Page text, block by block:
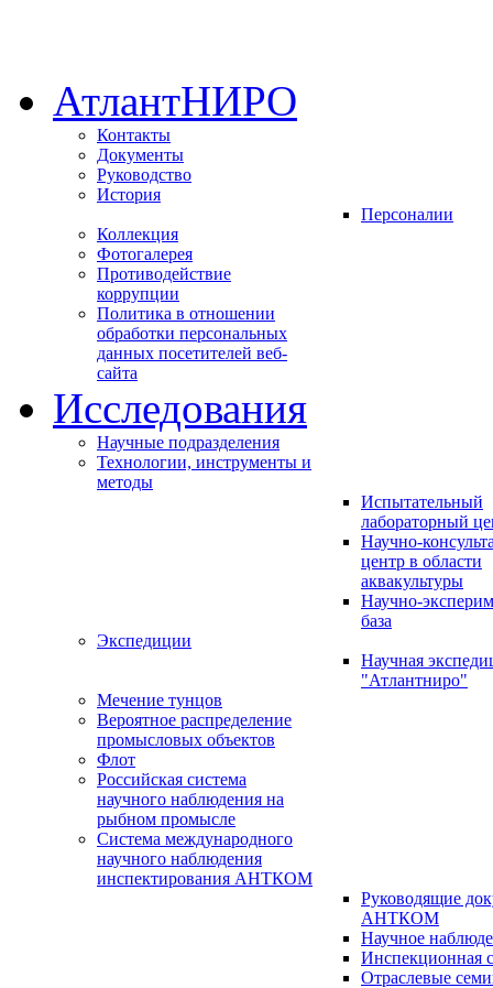
АтлантНИРО
Контакты
Документы
Руководство
История
Персоналии
Коллекция
Фотогалерея
Противодействие
коррупции
Политика в отношении
обработки персональных
данных посетителей веб-
сайта
Исследования
Научные подразделения
Технологии, инструменты и
методы
Испытательный
лабораторный
Научно-
центр в области
аквакультуры
Научно-
база
Экспедиции
Научная
"Атлантниро"
Мечение тунцов
Вероятное распределение
промысловых объектов
Флот
Российская система
научного наблюдения на
рыбном промысле
Система международного
научного наблюдения
инспектирования АНТКОМ
Руководящие
АНТКОМ
Научное
Инспекционная
Отраслевые